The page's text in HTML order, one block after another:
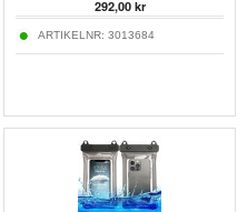
292,00kr
ARTIKELNR: 3013684